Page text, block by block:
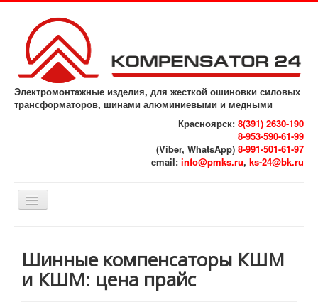
Электромонтажные изделия, для жесткой ошиновки силовых
трансформаторов, шинами алюминиевыми и медными
Красноярск: 8(391) 2630-190
8-953-590-61-99
(Viber, WhatsApp) 8-991-501-61-97
email: info@pmks.ru, ks-24@bk.ru
Включить/
выключить
Выполненные работы
Референс - лист
Шинные компенсаторы КШМ
и КШМ: цена прайс